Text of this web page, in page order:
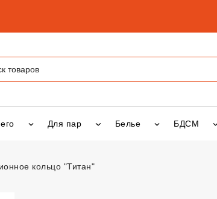
Для пар Белье БДСМ
кольцо "Титан"